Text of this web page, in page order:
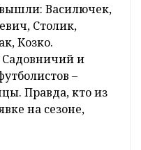
Василючек,
Столик,
Козко.
и
–
Правда, кто из
на сезоне,